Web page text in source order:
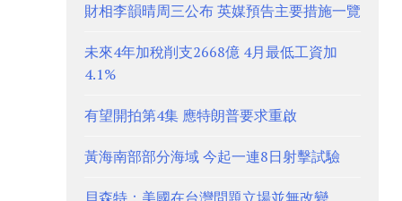
財相李韻晴周三公布 英媒預告主要措施一覽
未來4年加稅削支2668億 4月最低工資加
4.1%
有望開拍第4集 應特朗普要求重啟
黃海南部部分海域 今起一連8日射擊試驗